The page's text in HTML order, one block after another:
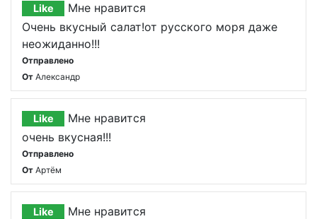
Like
Мне нравится
Очень вкусный салат!от русского моря даже
неожиданно!!!
Отправлено
От Александр
Like
Мне нравится
очень вкусная!!!
Отправлено
От Артём
Like
Мне нравится